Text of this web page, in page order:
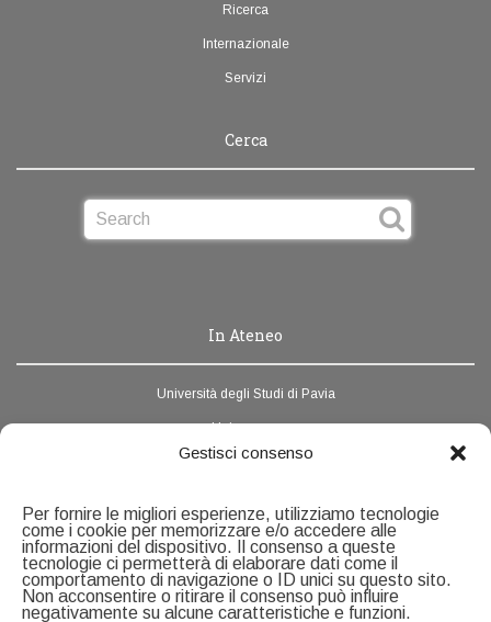
Gestisci consenso
Per fornire le migliori esperienze, utilizziamo tecnologie
come i cookie per memorizzare e/o accedere alle
informazioni del dispositivo. Il consenso a queste
tecnologie ci permetterà di elaborare dati come il
comportamento di navigazione o ID unici su questo sito.
Non acconsentire o ritirare il consenso può influire
negativamente su alcune caratteristiche e funzioni.
Ricerca
Internazionale
Servizi
Cerca
In Ateneo
Università degli Studi di Pavia
Unipv.news
Webmail
Contatti
Servizio Ricerca e Formazione alla Ricerca